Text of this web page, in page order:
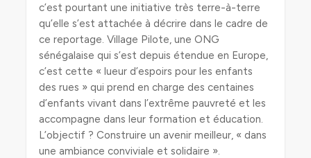
c’est pourtant une initiative très terre-à-terre
qu’elle s’est attachée à décrire dans le cadre de
ce reportage. Village Pilote, une ONG
sénégalaise qui s’est depuis étendue en Europe,
c’est cette « lueur d’espoirs pour les enfants
des rues » qui prend en charge des centaines
d’enfants vivant dans l’extrême pauvreté et les
accompagne dans leur formation et éducation.
L’objectif ? Construire un avenir meilleur, « dans
une ambiance conviviale et solidaire ».